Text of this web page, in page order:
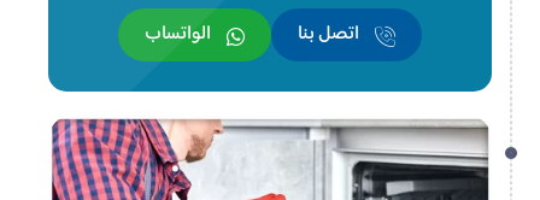
اتصل بنا الواتساب